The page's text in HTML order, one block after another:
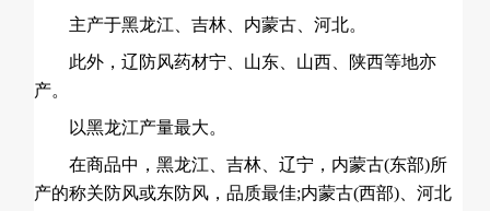
主产于黑龙江、吉林、内蒙古、河北。
此外，辽防风药材宁、山东、山西、陕西等地亦
产。
以黑龙江产量最大。
在商品中，黑龙江、吉林、辽宁，内蒙古(东部)所
产的称关防风或东防风，品质最佳;内蒙古(西部)、河北